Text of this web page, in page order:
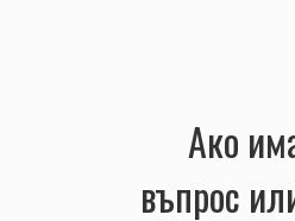
Ако
въпрос